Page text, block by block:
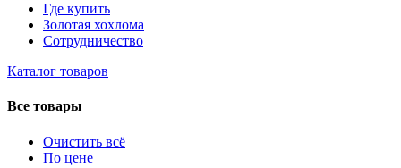
Где купить
Золотая хохлома
Сотрудничество
Каталог товаров
Все товары
Очистить всё
По цене